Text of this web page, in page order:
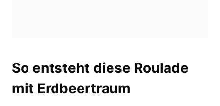
So entsteht diese Roulade
mit Erdbeertraum